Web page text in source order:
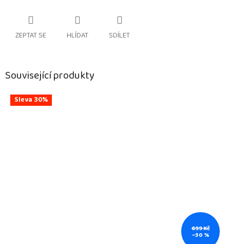
ZEPTAT SE HLÍDAT SDÍLET
Související produkty
Sleva 30%
699 Kč
–30 %